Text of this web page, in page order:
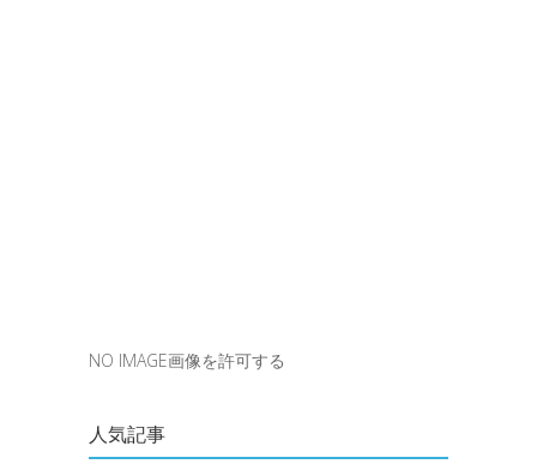
NO IMAGE画像を許可する
人気記事